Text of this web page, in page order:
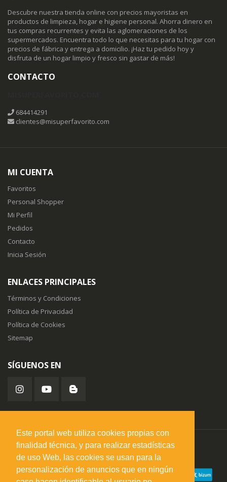
Este portal web utiliza cookies propias con
finalidad técnica, y para realizar estadísticas
de uso Web, las cookies se usan para la
personalización de anuncios que en ningún
Descubre nuestra tienda online con precios mayoristas en
productos de limpieza, hogar e higiene personal. Ahorra dinero en
tus compras recurrentes y evita las aglomeraciones de los
supermercados. Encuentra todo lo que necesitas para tu hogar con
precios de fábrica y entrega a domicilio. ¡Haz tu pedido hoy y
disfruta de un hogar limpio y fresco sin gastar de más!
CONTACTO
684414291
clientes@misuperfavorito.com
MI CUENTA
Favoritos
Personal Shopper
Mi Perfil
Pedidos
Contacto
Inicia Sesión
ENLACES PRINCIPALES
Términos y Condiciones
Política de Privacidad
Política de Cookies
Sitemap
SÍGUENOS EN
misuperfavorito.com.
© 2026. Todos los derechos reservados.